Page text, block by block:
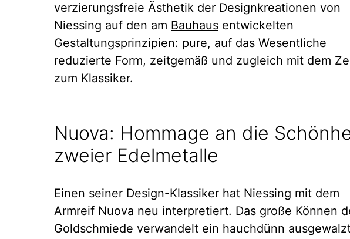
verzierungsfreie Ästhetik der Designkreationen von
Niessing auf den am Bauhaus entwickelten
Gestaltungsprinzipien: pure, auf das Wesentliche
reduzierte Form, zeitgemäß und zugleich mit dem
zum Klassiker.
Nuova: Hommage an die
zweier Edelmetalle
Einen seiner Design-Klassiker hat Niessing mit dem
Armreif Nuova neu interpretiert. Das große Können
Goldschmiede verwandelt ein hauchdünn